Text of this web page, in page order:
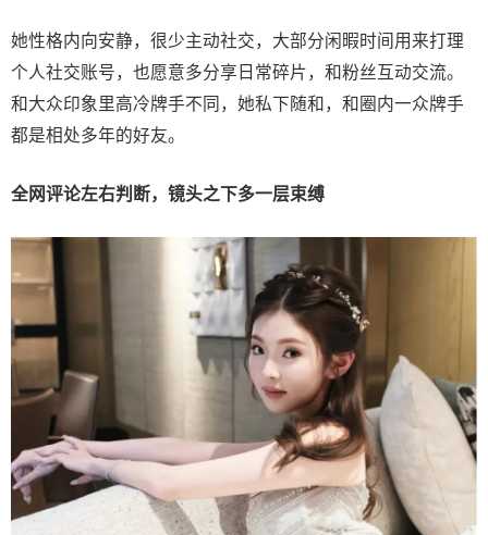
她性格内向安静，很少主动社交，大部分闲暇时间用来打理
个人社交账号，也愿意多分享日常碎片，和粉丝互动交流。
和大众印象里高冷牌手不同，她私下随和，和圈内一众牌手
都是相处多年的好友。
全网评论左右判断，镜头之下多一层束缚